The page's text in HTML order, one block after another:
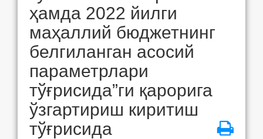
ҳамда 2022 йилги
маҳаллий бюджетнинг
белгиланган асосий
параметрлари
тўғрисида”ги қарорига
ўзгартириш киритиш
тўғрисида